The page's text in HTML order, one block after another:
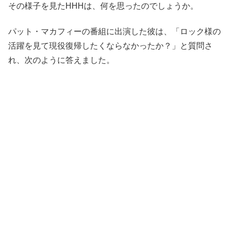
その様子を見たHHHは、何を思ったのでしょうか。
パット・マカフィーの番組に出演した彼は、「ロック様の
活躍を見て現役復帰したくならなかったか？」と質問さ
れ、次のように答えました。